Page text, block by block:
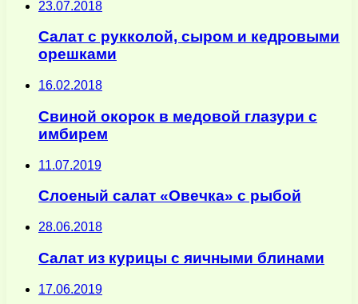
23.07.2018
Салат с рукколой, сыром и кедровыми
орешками
16.02.2018
Свиной окорок в медовой глазури с
имбирем
11.07.2019
Слоеный салат «Овечка» с рыбой
28.06.2018
Cалат из курицы с яичными блинами
17.06.2019